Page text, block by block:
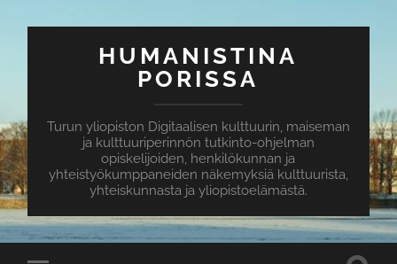
HUMANISTINA
PORISSA
Turun yliopiston Digitaalisen kulttuurin, maiseman
ja kulttuuriperinnön tutkinto-ohjelman
opiskelijoiden, henkilökunnan ja
yhteistyökumppaneiden näkemyksiä kulttuurista,
yhteiskunnasta ja yliopistoelämästä.